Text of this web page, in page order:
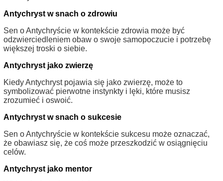
Antychryst w snach o zdrowiu
Sen o Antychryście w kontekście zdrowia może być
odzwierciedleniem obaw o swoje samopoczucie i potrzebę
większej troski o siebie.
Antychryst jako zwierzę
Kiedy Antychryst pojawia się jako zwierzę, może to
symbolizować pierwotne instynkty i lęki, które musisz
zrozumieć i oswoić.
Antychryst w snach o sukcesie
Sen o Antychryście w kontekście sukcesu może oznaczać,
że obawiasz się, że coś może przeszkodzić w osiągnięciu
celów.
Antychryst jako mentor